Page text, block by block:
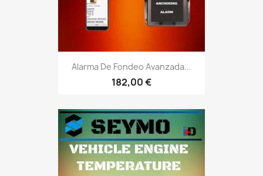
Alarma De Fondeo Avanzada...
182,00 €